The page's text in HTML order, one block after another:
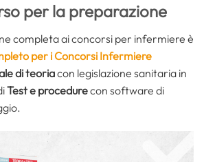
per la preparazione
completa ai concorsi per infermiere è
per i Concorsi Infermiere
di teoriacon legislazione sanitaria in
Test e procedurecon software di